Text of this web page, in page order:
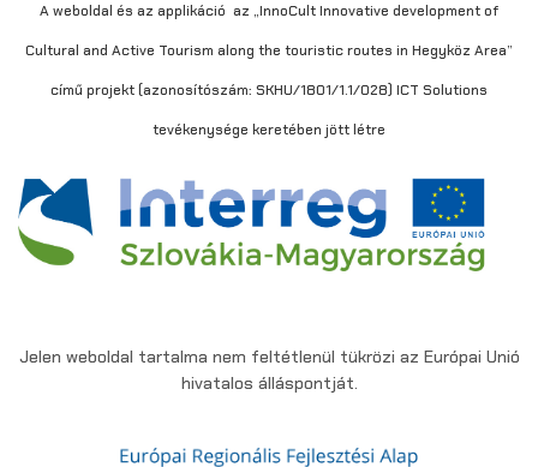
A weboldal és az applikáció az „InnoCult Innovative development of
Cultural and Active Tourism along the touristic routes in Hegyköz Area”
című projekt (azonosítószám: SKHU/1801/1.1/028) ICT Solutions
tevékenysége keretében jött létre
Jelen weboldal tartalma nem feltétlenül tükrözi az Európai Unió
hivatalos álláspontját.